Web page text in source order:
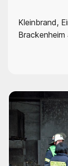
Kleinbrand,
Brackenheim